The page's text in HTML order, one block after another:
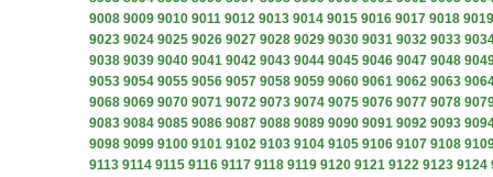
9008 9009 9010 9011 9012 9013 9014 9015 9016 9017 9018 9019
9023 9024 9025 9026 9027 9028 9029 9030 9031 9032 9033
9038 9039 9040 9041 9042 9043 9044 9045 9046 9047 9048
9053 9054 9055 9056 9057 9058 9059 9060 9061 9062 9063
9068 9069 9070 9071 9072 9073 9074 9075 9076 9077 9078
9083 9084 9085 9086 9087 9088 9089 9090 9091 9092 9093
9098 9099 9100 9101 9102 9103 9104 9105 9106 9107 9108
9113 9114 9115 9116 9117 9118 9119 9120 9121 9122 9123 9124